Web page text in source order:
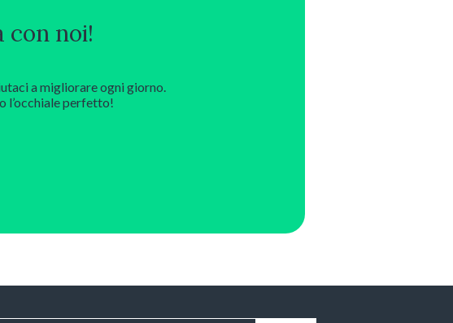
con noi!
a migliorare ogni giorno.
l’occhiale perfetto!